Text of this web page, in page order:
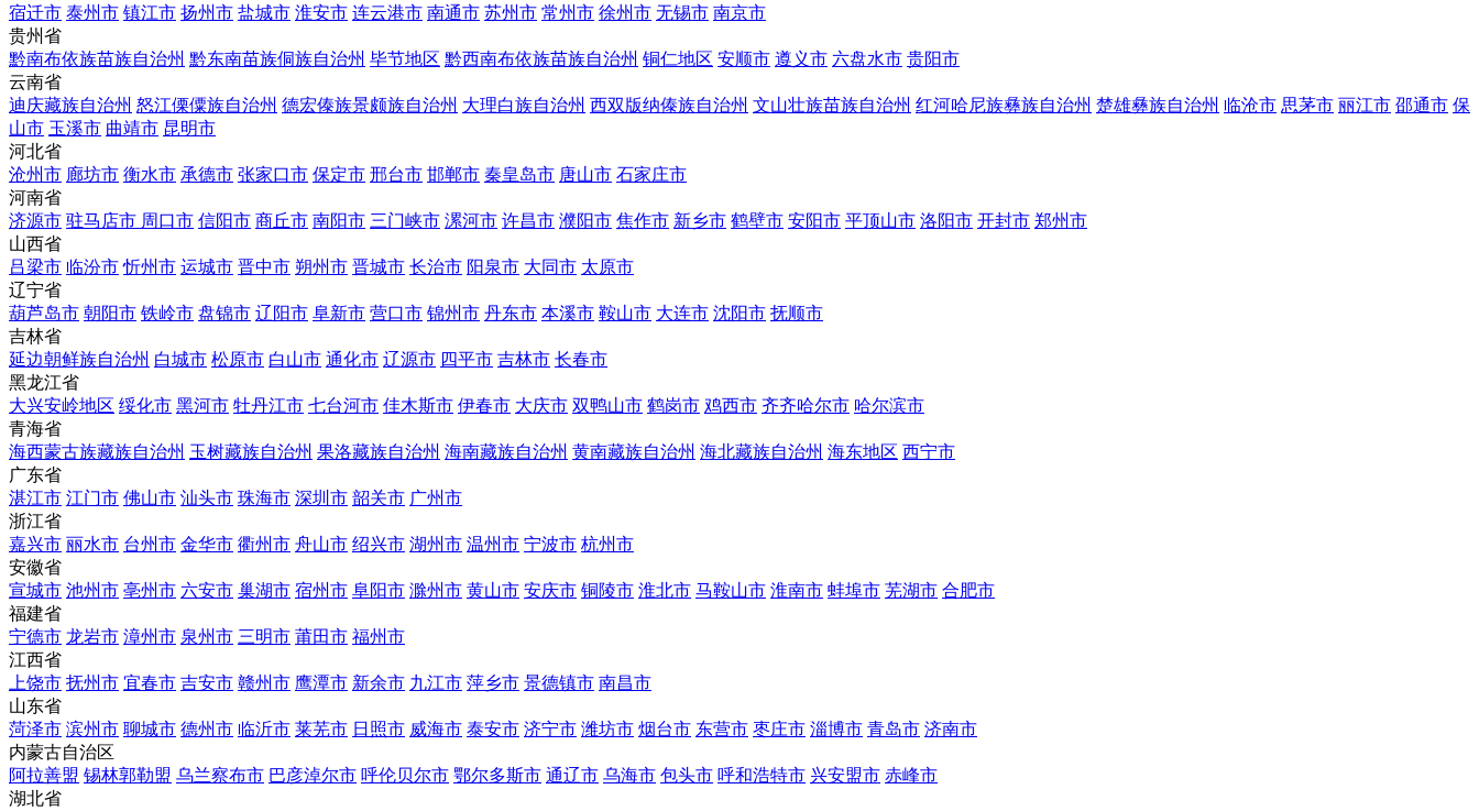
宿迁市 泰州市 镇江市 扬州市 盐城市 淮安市 连云港市 南通市 苏州市 常州市 徐州市 无锡市 南京市
贵州省
黔南布依族苗族自治州 黔东南苗族侗族自治州 毕节地区 黔西南布依族苗族自治州 铜仁地区 安顺市 遵义市 六盘水市 贵阳市
云南省
迪庆藏族自治州 怒江傈僳族自治州 德宏傣族景颇族自治州 大理白族自治州 西双版纳傣族自治州 文山壮族苗族自治州 红河哈尼族彝族自治州 楚雄彝族自治州 临沧市 思茅市 丽江市 邵通市 保
山市 玉溪市 曲靖市 昆明市
河北省
沧州市 廊坊市 衡水市 承德市 张家口市 保定市 邢台市 邯郸市 秦皇岛市 唐山市 石家庄市
河南省
济源市 驻马店市 周口市 信阳市 商丘市 南阳市 三门峡市 漯河市 许昌市 濮阳市 焦作市 新乡市 鹤壁市 安阳市 平顶山市 洛阳市 开封市 郑州市
山西省
吕梁市 临汾市 忻州市 运城市 晋中市 朔州市 晋城市 长治市 阳泉市 大同市 太原市
辽宁省
葫芦岛市 朝阳市 铁岭市 盘锦市 辽阳市 阜新市 营口市 锦州市 丹东市 本溪市 鞍山市 大连市 沈阳市 抚顺市
吉林省
延边朝鲜族自治州 白城市 松原市 白山市 通化市 辽源市 四平市 吉林市 长春市
黑龙江省
大兴安岭地区 绥化市 黑河市 牡丹江市 七台河市 佳木斯市 伊春市 大庆市 双鸭山市 鹤岗市 鸡西市 齐齐哈尔市 哈尔滨市
青海省
海西蒙古族藏族自治州 玉树藏族自治州 果洛藏族自治州 海南藏族自治州 黄南藏族自治州 海北藏族自治州 海东地区 西宁市
广东省
湛江市 江门市 佛山市 汕头市 珠海市 深圳市 韶关市 广州市
浙江省
嘉兴市 丽水市 台州市 金华市 衢州市 舟山市 绍兴市 湖州市 温州市 宁波市 杭州市
安徽省
宣城市 池州市 亳州市 六安市 巢湖市 宿州市 阜阳市 滁州市 黄山市 安庆市 铜陵市 淮北市 马鞍山市 淮南市 蚌埠市 芜湖市 合肥市
福建省
宁德市 龙岩市 漳州市 泉州市 三明市 莆田市 福州市
江西省
上饶市 抚州市 宜春市 吉安市 赣州市 鹰潭市 新余市 九江市 萍乡市 景德镇市 南昌市
山东省
菏泽市 滨州市 聊城市 德州市 临沂市 莱芜市 日照市 威海市 泰安市 济宁市 潍坊市 烟台市 东营市 枣庄市 淄博市 青岛市 济南市
内蒙古自治区
阿拉善盟 锡林郭勒盟 乌兰察布市 巴彦淖尔市 呼伦贝尔市 鄂尔多斯市 通辽市 乌海市 包头市 呼和浩特市 兴安盟市 赤峰市
湖北省